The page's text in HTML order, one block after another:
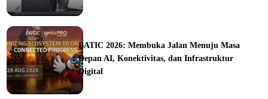
BATIC 2026: Membuka Jalan Menuju Masa
Depan AI, Konektivitas, dan Infrastruktur
Digital